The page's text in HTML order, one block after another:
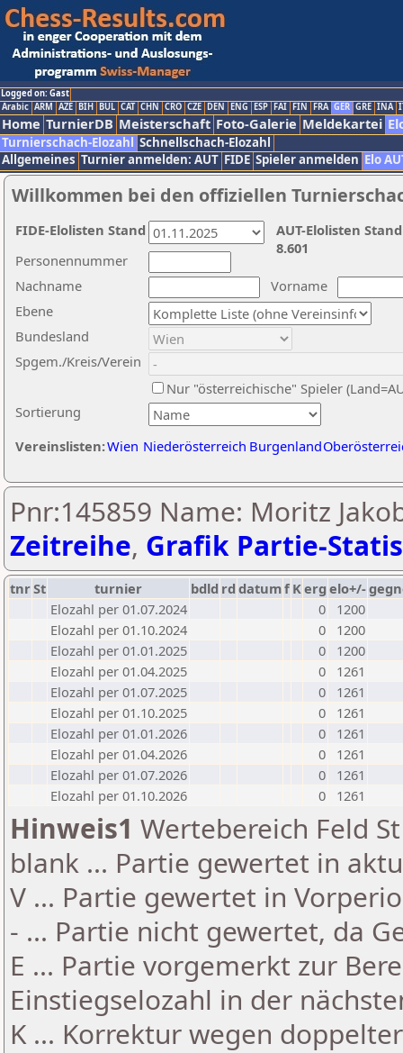
Logged on: Gast
Arabic ARM AZE BIH BUL CAT CHN CRO CZE DEN ENG ESP FAI FIN FRA GER GRE INA
Home TurnierDB Meisterschaft Foto-Galerie Meldekartei
Turnierschach-Elozahl Schnellschach-Elozahl
Allgemeines Turnier anmelden: AUT FIDE Spieler anmelden Elo
Willkommen bei den offiziellen
Nachname
Vorname
Ebene
Sortierung
Personennummer
Bundesland
Spgem./Kreis/Verein
Nur "österreichische" Spieler
Vereinslisten:Wien Niederösterreich Burgenland
AUT-Elolisten
8.601
FIDE-Elolisten Stand
Pnr:145859 Name: Moritz
Zeitreihe, Grafik Partie-
tnrSt turnier bdld rd datumf Kerg elo+/-
Elozahl per 01.07.2024
0
1200
Elozahl per 01.10.2024
0
1200
Elozahl per 01.01.2025
0
1200
Elozahl per 01.04.2025
0
1261
Elozahl per 01.07.2025
0
1261
Elozahl per 01.10.2025
0
1261
Elozahl per 01.01.2026
0
1261
Elozahl per 01.04.2026
0
1261
Elozahl per 01.07.2026
0
1261
Elozahl per 01.10.2026
0 1261
Hinweis1 Wertebereich Feld
blank ... Partie gewertet in
V ... Partie gewertet in
- ... Partie nicht gewertet, da
E ... Partie vorgemerkt zur
Einstiegselozahl in der
K ... Korrektur wegen